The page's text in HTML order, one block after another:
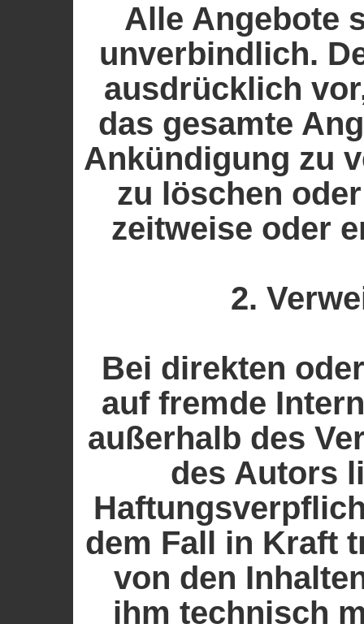
Alle Angebote
unverbindlich.
ausdrücklich
das gesamte
Ankündigung zu
zu löschen
zeitweise oder
2.
Bei direkten
auf fremde
außerhalb des
des Autors
dem Fall in Kraft
von den
ihm technisch